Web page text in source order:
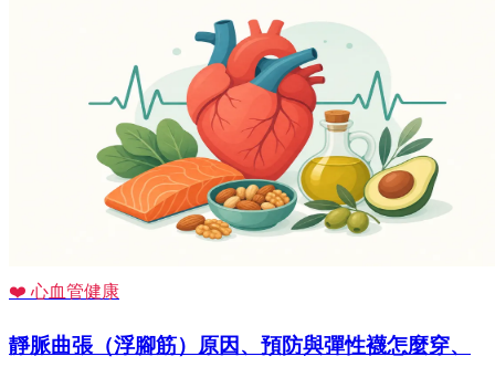
❤️ 心血管健康
靜脈曲張（浮腳筋）原因、預防與彈性襪怎麼穿、